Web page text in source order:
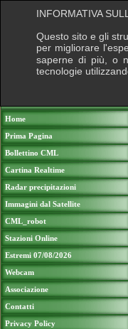
Home
Prima Pagina
Bollettino CML
Cartina Realtime
Radar precipitazioni
Immagini dal Satellite
CML_robot
Stazioni Online
Estremi 07/08/2026
Webcam
Associazione
Contatti
Privacy Policy
INFORMATIVA
Questo sito e gli
per migliorare
saperne di più, o
tecnologie